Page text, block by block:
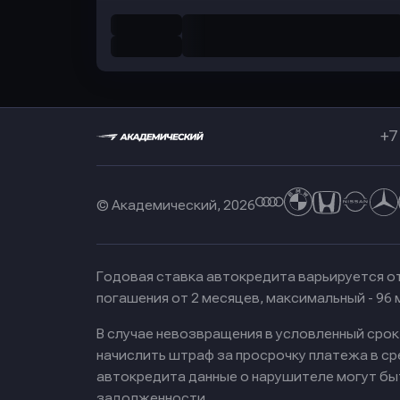
© Академический, 2026
Годовая ставка автокредита варьируется
погашения от 2 месяцев, максимальный -
В случае невозвращения в условленный
начислить штраф за просрочку платежа в
автокредита данные о нарушителе могут